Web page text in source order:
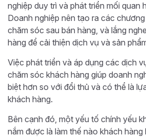
nghiệp duy trì và phát triển mối quan
Doanh nghiệp nên tạo ra các
chăm sóc sau bán hàng, và lắng
hàng để cải thiện dịch vụ và sản
Việc phát triển và áp dụng các dịch
chăm sóc khách hàng giúp doanh
biệt hơn so với đổi thủ và có thể là
khách hàng.
Bên cạnh đó, một yếu tố chính yếu
nắm được là làm thế nào khách hàng